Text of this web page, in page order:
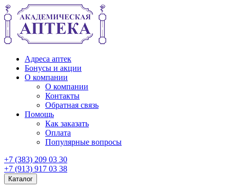
Адреса аптек
Бонусы и акции
О компании
О компании
Контакты
Обратная связь
Помощь
Как заказать
Оплата
Популярные вопросы
+7 (383) 209 03 30
+7 (913) 917 03 38
Каталог